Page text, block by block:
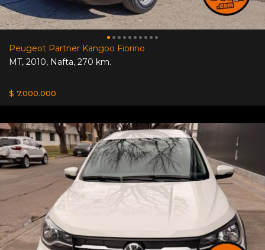
Peugeot Partner Kangoo Fiorino
MT, 2010, Nafta, 270 km.
$ 7.000.000